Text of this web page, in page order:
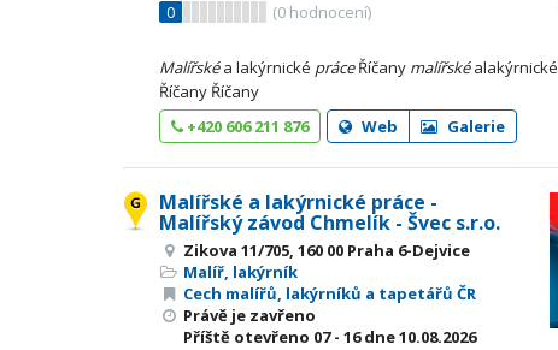
0
(0 hodnocení)
Malířskéa lakýrnické práceŘíčany malířskéalakýrnické
Říčany Říčany
+420 606 211 876
Web Galerie
Malířské a lakýrnické práce -
Malířský závod Chmelík - Švec s.r.o.
Zikova 11/705, 160 00 Praha 6-Dejvice
Malíř, lakýrník
Cech malířů, lakýrníků a tapetářů ČR
Právě je zavřeno
Příště otevřeno 07 - 16dne 10.08.2026